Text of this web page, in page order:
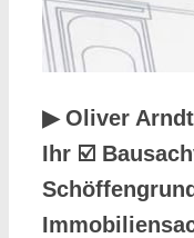
▶︎ Oliver
Ihr ☑️